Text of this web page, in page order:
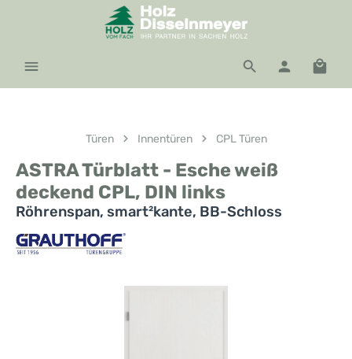
Zum Hauptinhalt springen
Türen Innentüren CPL Türen
ASTRA Türblatt - Esche weiß
deckend CPL, DIN links
Röhrenspan, smart²kante, BB-Schloss